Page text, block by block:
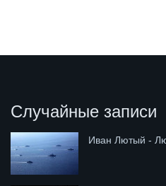
Случайные записи
Иван Лютый -